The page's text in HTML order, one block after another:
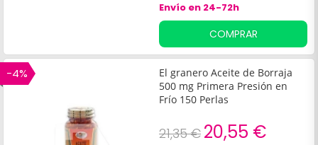
de la Carta Melvita: 1er aceite
de cultivo ecológico
prensado en frío.
Envío en 24-72h
COMPRAR
-4%
El granero Aceite de Borraja
500 mg Primera Presión en
Frío 150 Perlas
21,35 € 20,55 €